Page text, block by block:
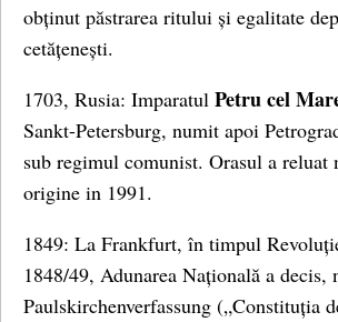
obținut păstrarea ritului și egalitate
cetățenești.
1703, Rusia: Imparatul Petru cel
Sankt-Petersburg, numit apoi
sub regimul comunist. Orasul a reluat
origine in 1991.
1849: La Frankfurt, în timpul
1848/49, Adunarea Națională a decis,
Paulskirchenverfassung („Constituția